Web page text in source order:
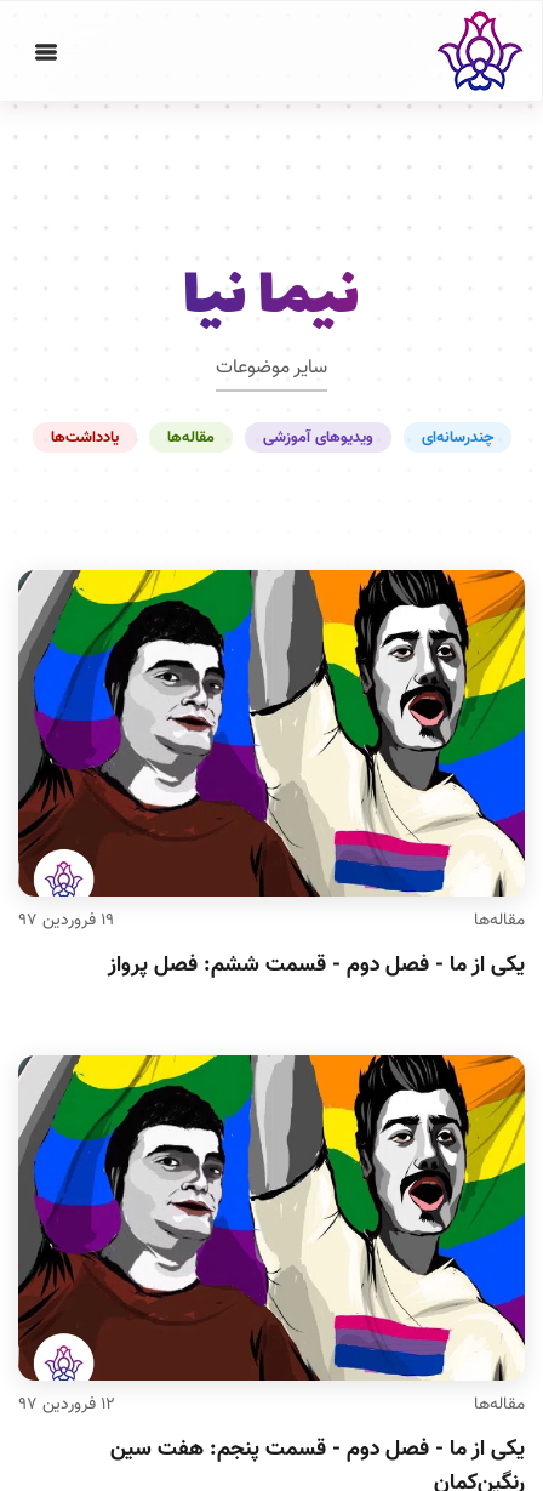
نیما نیا
سایر موضوعات
چندرسانه‌ای ویدیوهای آموزشی مقاله‌ها یادداشت‌ها
مقاله‌ها ۱۹ فروردین ۹۷
یکی از ما - فصل دوم - قسمت ششم: فصل پرواز
مقاله‌ها ۱۲ فروردین ۹۷
یکی از ما - فصل دوم - قسمت پنجم: هفت سین